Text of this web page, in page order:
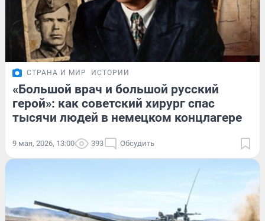
СТРАНА И МИР ИСТОРИИ
«Большой врач и большой русский
герой»: как советский хирург спас
тысячи людей в немецком концлагере
9 мая, 2026, 13:00 393 Обсудить